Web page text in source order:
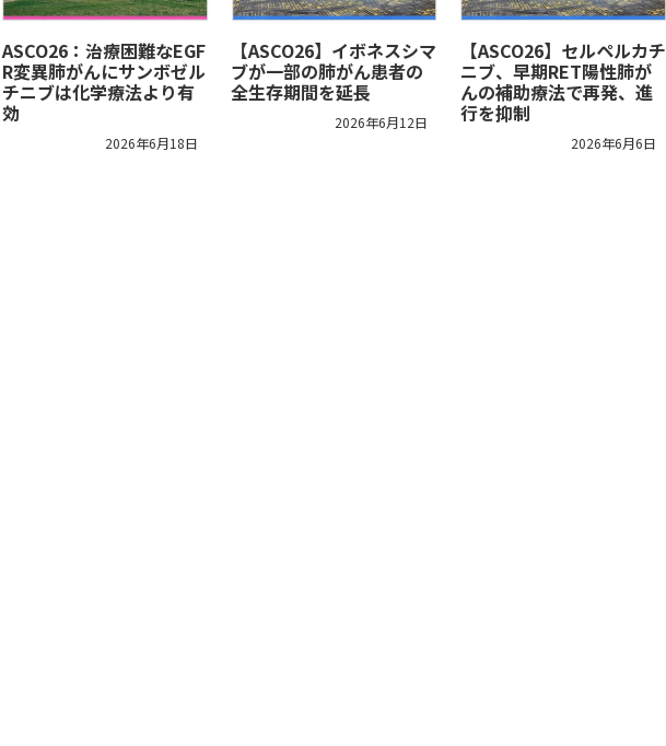
ASCO26：治療困難なEGF
R変異肺がんにサンボゼル
チニブは化学療法より有
効
2026年6月18日
【ASCO26】イボネスシマ
ブが一部の肺がん患者の
全生存期間を延長
2026年6月12日
【ASCO26】セルペルカチ
ニブ、早期RET陽性肺が
んの補助療法で再発、進
行を抑制
2026年6月6日